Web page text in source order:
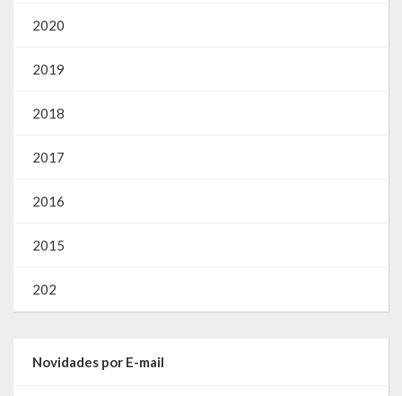
2020
2019
2018
2017
2016
2015
202
Novidades por E-mail